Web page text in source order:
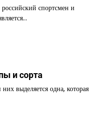
спортсмен и
и сорта
выделяется одна, которая